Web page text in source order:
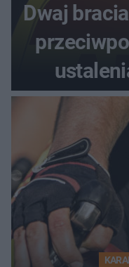
Dwaj